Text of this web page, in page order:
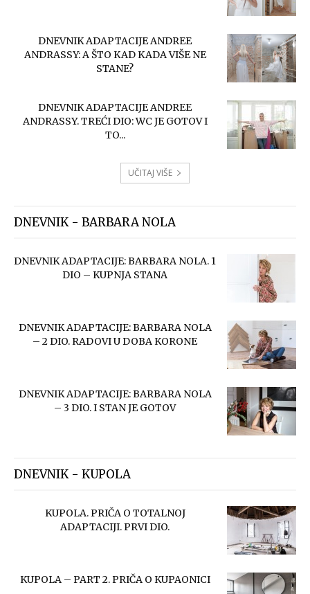
DNEVNIK ADAPTACIJE ANDREE
ANDRASSY: A ŠTO KAD KADA VIŠE NE
STANE?
DNEVNIK ADAPTACIJE ANDREE
ANDRASSY. TREĆI DIO: WC JE GOTOV I
TO...
UČITAJ VIŠE
DNEVNIK - BARBARA NOLA
DNEVNIK ADAPTACIJE: BARBARA NOLA. 1
DIO – KUPNJA STANA
DNEVNIK ADAPTACIJE: BARBARA NOLA
– 2 DIO. RADOVI U DOBA KORONE
DNEVNIK ADAPTACIJE: BARBARA NOLA
– 3 DIO. I STAN JE GOTOV
DNEVNIK - KUPOLA
KUPOLA. PRIČA O TOTALNOJ
ADAPTACIJI. PRVI DIO.
KUPOLA – PART 2. PRIČA O KUPAONICI